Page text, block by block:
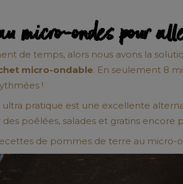
micro-ondes pour
de temps, alors nous avons la
micro-ondable. En seulement 8
!
pratique est une excellente
poêlées, salades et gratins encore
de pommes de terre au micro-